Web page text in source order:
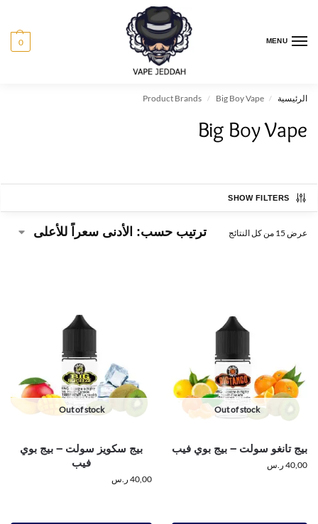
MENU
0
الرئيسية /
Product Brands / Big Boy Vape
Big Boy Vape
SHOW FILTERS
عرض ⁦15⁩ من كل النتائج
Out of stock
بيج تانغو سولت – بيج بوي فيب
40,00 ر.س
Out of stock
بيج سكويز سولت – بيج بوي
فيب
40,00 ر.س